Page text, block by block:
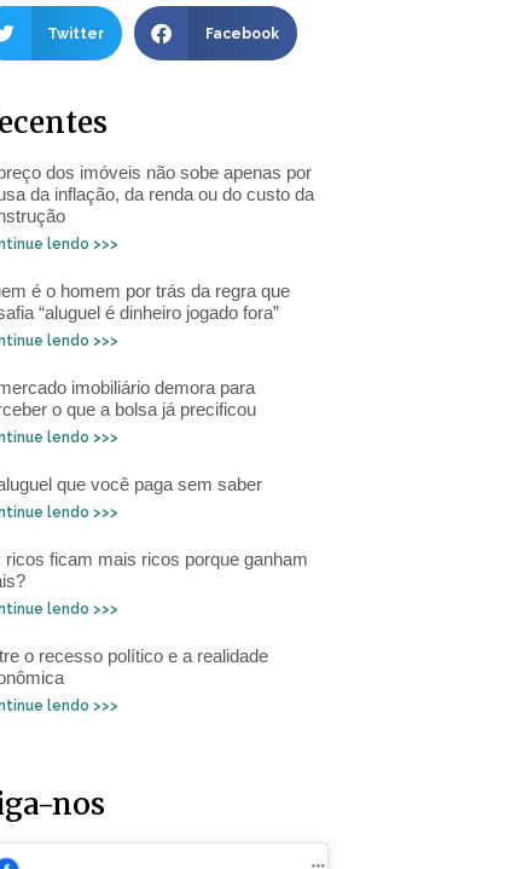
Twitter Facebook
dos imóveis não sobe apenas por
da inflação, da renda ou do custo da
lendo >>>
é o homem por trás da regra que
“aluguel é dinheiro jogado fora”
lendo >>>
imobiliário demora para
o que a bolsa já precificou
lendo >>>
que você paga sem saber
lendo >>>
ricos ficam mais ricos porque ganham
lendo >>>
o recesso político e a realidade
lendo >>>
nos